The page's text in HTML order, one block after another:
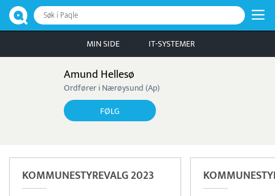
Søk i Paqle
MIN SIDE IT-SYSTEMER
Amund Hellesø
Ordfører i Nærøysund (Ap)
FØLG
KOMMUNESTYREVALG 2023